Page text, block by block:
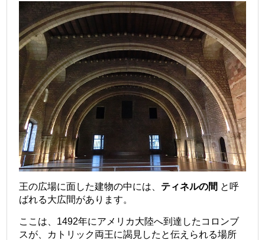
王の広場に面した建物の中には、 ティネルの間 と呼
ばれる大広間があります。
ここは、1492年にアメリカ大陸へ到達したコロンブ
スが、カトリック両王に謁見したと伝えられる場所